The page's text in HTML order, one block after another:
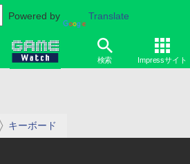
Powered by Translate
検索 Impressサイト
キーボード